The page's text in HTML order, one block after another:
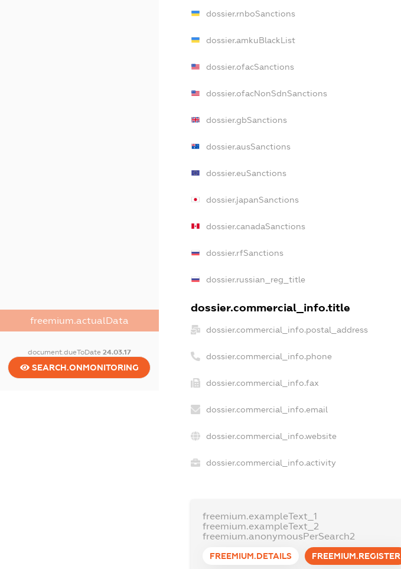
freemium.actualData
document.dueToDate 24.03.17
SEARCH.ONMONITORING
dossier.rnboSanctions
dossier.amkuBlackList
dossier.ofacSanctions
dossier.ofacNonSdnSanctions
dossier.gbSanctions
dossier.ausSanctions
dossier.euSanctions
dossier.japanSanctions
dossier.canadaSanctions
dossier.rfSanctions
dossier.russian_reg_title
dossier.commercial_info.title
dossier.commercial_info.postal_address
dossier.commercial_info.phone
dossier.commercial_info.fax
dossier.commercial_info.email
dossier.commercial_info.website
dossier.commercial_info.activity
freemium.exampleText_1
freemium.exampleText_2
freemium.anonymousPerSearch2
FREEMIUM.DETAILS FREEMIUM.REGISTER